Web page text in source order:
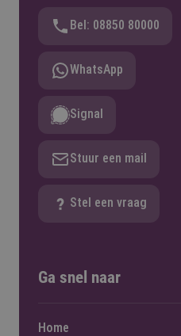
Bel: 08850 80000
WhatsApp
Signal
Stuur een mail
Stel een vraag
Ga snel naar
Home